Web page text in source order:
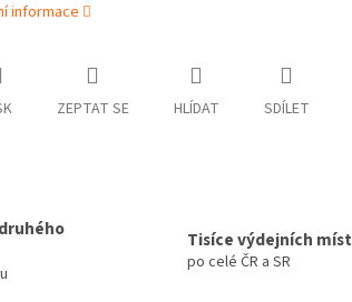
informace
ZEPTAT SE HLÍDAT SDÍLET
Tisíce výdejních míst
po celé ČR a SR